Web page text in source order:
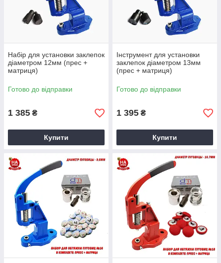
Набір для установки заклепок
діаметром 12мм (прес +
матриця)
Готово до відправки
1 385 ₴
Купити
Інструмент для установки
заклепок діаметром 13мм
(прес + матриця)
Готово до відправки
1 395 ₴
Купити